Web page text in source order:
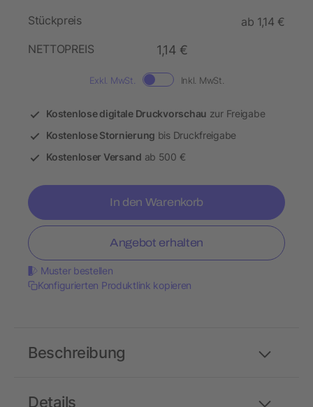
Stückpreis
ab 1,14 €
NETTOPREIS
1,14 €
Exkl. MwSt. Inkl. MwSt.
Kostenlose digitale Druckvorschau zur Freigabe
Kostenlose Stornierung bis Druckfreigabe
Kostenloser Versand ab 500 €
In den Warenkorb
Angebot erhalten
Muster bestellen
Konfigurierten Produktlink kopieren
Details
Beschreibung